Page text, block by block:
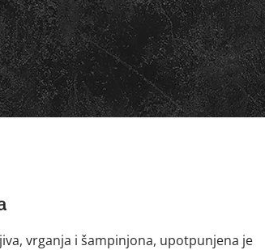
vrganja i šampinjona, upotpunjena je